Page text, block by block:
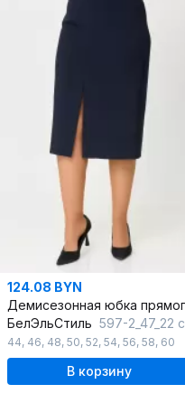
124.08 BYN
БелЭльСтиль 597-2_47_22 синий_однотон
44, 46, 48, 50, 52, 54, 56, 58, 60
В корзину